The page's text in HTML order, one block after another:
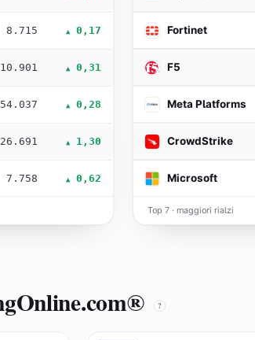
8.715 ▲ 0,17
10.901 ▲ 0,31
54.037 ▲ 0,28
26.691 ▲ 1,30
7.758 ▲ 0,62
Fortinet
F5
Meta Platforms
CrowdStrike
Microsoft
Top 7 · maggiori rialzi
?